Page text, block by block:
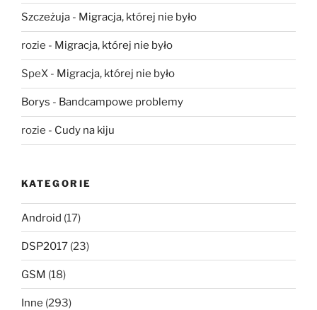
Szczeżuja - Migracja, której nie było
rozie - Migracja, której nie było
SpeX - Migracja, której nie było
Borys - Bandcampowe problemy
rozie - Cudy na kiju
KATEGORIE
Android (17)
DSP2017 (23)
GSM (18)
Inne (293)